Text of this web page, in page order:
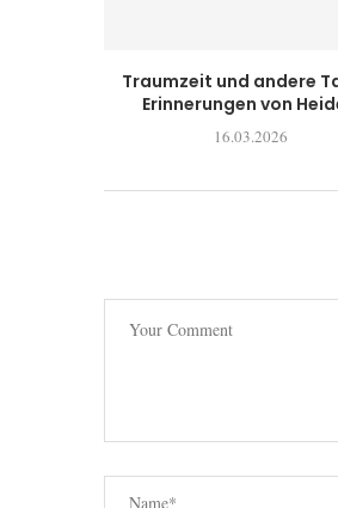
Traumzeit und andere
Erinnerungen von
16.03.2026